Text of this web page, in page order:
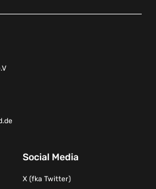
Social Media
X (fka Twitter)